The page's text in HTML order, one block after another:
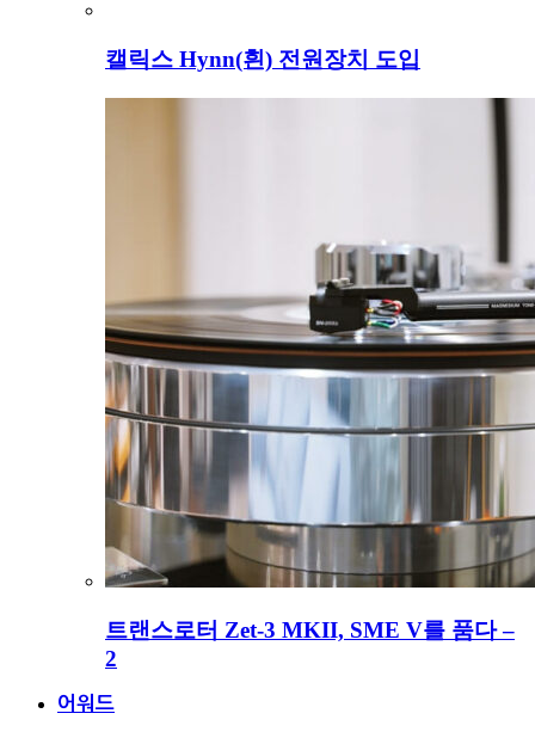
캘릭스 Hynn(흰) 전원장치 도입
트랜스로터 Zet-3 MKII, SME V를 품다 –
2
어워드